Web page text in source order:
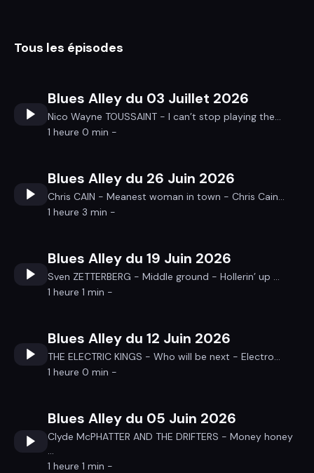
Tous les épisodes
Blues Alley du 03 Juillet 2026
Nico Wayne TOUSSAINT - I can’t stop playing the...
1 heure 0 min -
Blues Alley du 26 Juin 2026
Chris CAIN - Meanest woman in town - Chris Cain...
1 heure 3 min -
Blues Alley du 19 Juin 2026
Sven ZETTERBERG - Middle ground - Hollerin’ up ...
1 heure 1 min -
Blues Alley du 12 Juin 2026
THE ELECTRIC KINGS - Who will be next - Electro...
1 heure 0 min -
Blues Alley du 05 Juin 2026
Clyde McPHATTER AND THE DRIFTERS - Money honey
...
1 heure 1 min -